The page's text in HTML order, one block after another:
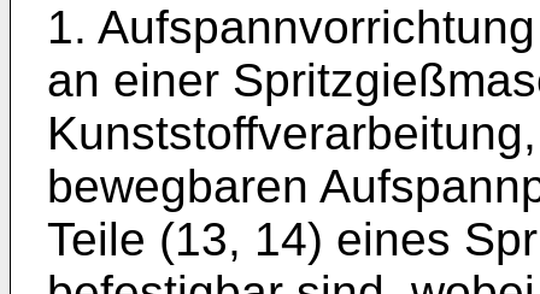
1.
an einer
bewegbaren
Teile (13, 14) eines